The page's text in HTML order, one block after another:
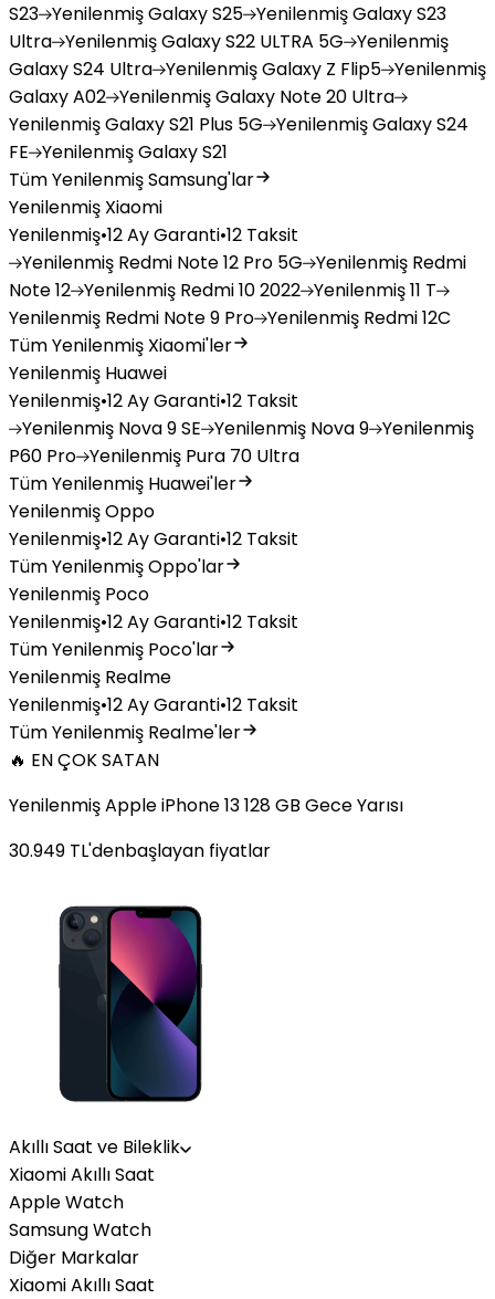
S23 YenilenmişGalaxy S25 YenilenmişGalaxy S23
Ultra YenilenmişGalaxy S22 ULTRA 5G Yenilenmiş
Galaxy S24 Ultra YenilenmişGalaxy Z Flip5 Yenilenmiş
Galaxy A02 YenilenmişGalaxy Note 20 Ultra
YenilenmişGalaxy S21 Plus 5G YenilenmişGalaxy S24
FE YenilenmişGalaxy S21
Tüm Yenilenmiş Samsung'lar
Yenilenmiş Xiaomi
Yenilenmiş•12 Ay Garanti•12 Taksit
Yenilenmiş Redmi Note 12 Pro 5G Yenilenmiş Redmi
Note 12 Yenilenmiş Redmi 10 2022 Yenilenmiş11 T
Yenilenmiş Redmi Note 9 Pro Yenilenmiş Redmi 12C
Tüm Yenilenmiş Xiaomi'ler
Yenilenmiş Huawei
Yenilenmiş•12 Ay Garanti•12 Taksit
Yenilenmiş Nova 9 SE Yenilenmiş Nova 9 Yenilenmiş
P60 Pro Yenilenmiş Pura 70 Ultra
Tüm Yenilenmiş Huawei'ler
Yenilenmiş Oppo
Yenilenmiş•12 Ay Garanti•12 Taksit
Tüm Yenilenmiş Oppo'lar
Yenilenmiş Poco
Yenilenmiş•12 Ay Garanti•12 Taksit
Tüm Yenilenmiş Poco'lar
Yenilenmiş Realme
Yenilenmiş•12 Ay Garanti•12 Taksit
Tüm Yenilenmiş Realme'ler
🔥 EN ÇOK SATAN
Yenilenmiş Apple iPhone 13 128 GB Gece Yarısı
30.949 TL'denbaşlayan fiyatlar
Akıllı Saat ve Bileklik
Xiaomi Akıllı Saat
Apple Watch
Samsung Watch
Diğer Markalar
Xiaomi Akıllı Saat